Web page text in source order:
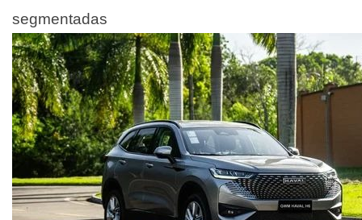
segmentadas